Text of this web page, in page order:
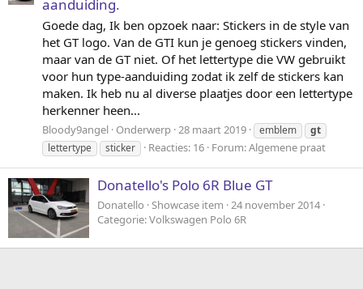
aanduiding.
Goede dag, Ik ben opzoek naar: Stickers in de style van
het GT logo. Van de GTI kun je genoeg stickers vinden,
maar van de GT niet. Of het lettertype die VW gebruikt
voor hun type-aanduiding zodat ik zelf de stickers kan
maken. Ik heb nu al diverse plaatjes door een lettertype
herkenner heen...
Bloody9angel Onderwerp 28 maart 2019 emblem
gt
lettertype
sticker Reacties: 16 Forum:Algemene praat
Donatello's Polo 6R Blue GT
Donatello Showcase item 24 november 2014
Categorie:Volkswagen Polo 6R